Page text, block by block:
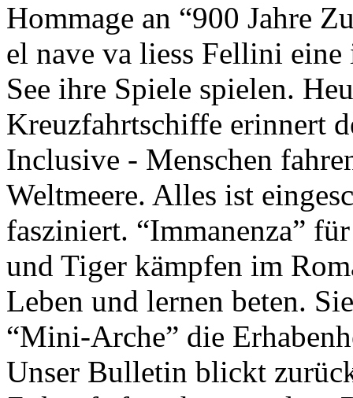
Hommage an “900 Jahre
el nave va liess Fellini
See ihre Spiele spielen.
Kreuzfahrtschiffe erinnert
Inclusive - Menschen
Weltmeere. Alles ist
fasziniert. “Immanenza”
und Tiger kämpfen im
Leben und lernen beten.
“Mini-Arche” die
Unser Bulletin blickt